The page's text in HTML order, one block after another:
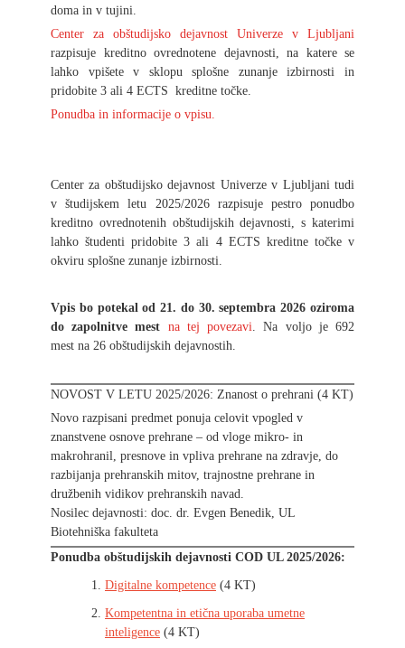
doma in v tujini.
Center za obštudijsko dejavnost Univerze v Ljubljani
razpisuje kreditno ovrednotene dejavnosti, na katere se
lahko vpišete v sklopu splošne zunanje izbirnosti in
pridobite 3 ali 4 ECTS kreditne točke.
Ponudba in informacije o vpisu.
Center za obštudijsko dejavnost Univerze v Ljubljani tudi
v študijskem letu 2025/2026 razpisuje pestro ponudbo
kreditno ovrednotenih obštudijskih dejavnosti, s katerimi
lahko študenti pridobite 3 ali 4 ECTS kreditne točke v
okviru splošne zunanje izbirnosti.
Vpis bo potekal od 21. do 30. septembra 2026 oziroma
do zapolnitve mest na tej povezavi. Na voljo je 692
mest na 26 obštudijskih dejavnostih.
NOVOST V LETU 2025/2026: Znanost o prehrani (4 KT)
Novo razpisani predmet ponuja celovit vpogled v
znanstvene osnove prehrane – od vloge mikro- in
makrohranil, presnove in vpliva prehrane na zdravje, do
razbijanja prehranskih mitov, trajnostne prehrane in
družbenih vidikov prehranskih navad.
Nosilec dejavnosti: doc. dr. Evgen Benedik, UL
Biotehniška fakulteta
Ponudba obštudijskih dejavnosti COD UL 2025/2026:
Digitalne kompetence (4 KT)
Kompetentna in etična uporaba umetne
inteligence (4 KT)